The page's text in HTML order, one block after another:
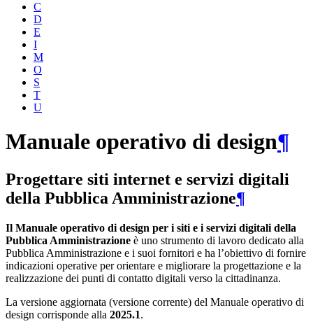
C
D
E
I
M
O
S
T
U
Manuale operativo di design¶
Progettare siti internet e servizi digitali
della Pubblica Amministrazione¶
Il Manuale operativo di design per i siti e i servizi digitali della
Pubblica Amministrazione è uno strumento di lavoro dedicato alla
Pubblica Amministrazione e i suoi fornitori e ha l’obiettivo di fornire
indicazioni operative per orientare e migliorare la progettazione e la
realizzazione dei punti di contatto digitali verso la cittadinanza.
La versione aggiornata (versione corrente) del Manuale operativo di
design corrisponde alla 2025.1.